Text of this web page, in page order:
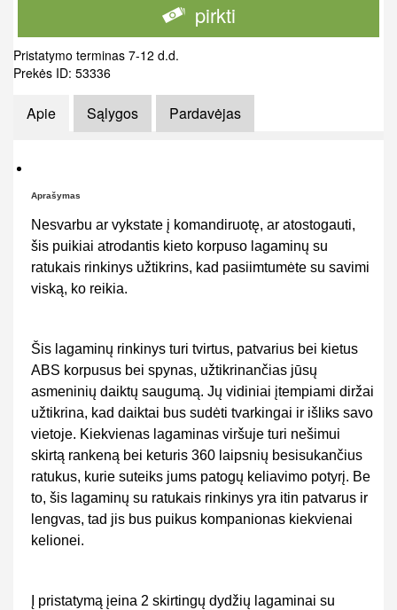
pirkti
Pristatymo terminas 7-12 d.d.
Prekės ID: 53336
Apie Sąlygos Pardavėjas
Aprašymas
Nesvarbu ar vykstate į komandiruotę, ar atostogauti,
šis puikiai atrodantis kieto korpuso lagaminų su
ratukais rinkinys užtikrins, kad pasiimtumėte su savimi
viską, ko reikia.
Šis lagaminų rinkinys turi tvirtus, patvarius bei kietus
ABS korpusus bei spynas, užtikrinančias jūsų
asmeninių daiktų saugumą. Jų vidiniai įtempiami diržai
užtikrina, kad daiktai bus sudėti tvarkingai ir išliks savo
vietoje. Kiekvienas lagaminas viršuje turi nešimui
skirtą rankeną bei keturis 360 laipsnių besisukančius
ratukus, kurie suteiks jums patogų keliavimo potyrį. Be
to, šis lagaminų su ratukais rinkinys yra itin patvarus ir
lengvas, tad jis bus puikus kompanionas kiekvienai
kelionei.
Į pristatymą įeina 2 skirtingų dydžių lagaminai su